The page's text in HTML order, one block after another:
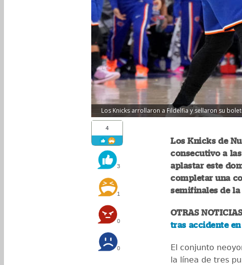
Los Knicks arrollaron a Fildelfia y sellaron su
4
3
1
0
0
Los Knicks de
consecutivo a
aplastar este
completar una
semifinales de la
OTRAS
tras accidente
El conjunto
la línea de tres